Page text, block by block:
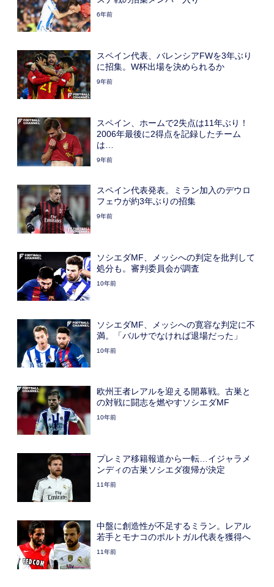
6年前
スペイン代表、バレンシアFWを3年ぶり
に招集。W杯出場を決められるか
9年前
スペイン、ホームで2失点は11年ぶり！
2006年最後に2得点を記録したチーム
は…
9年前
スペイン代表発表。ミラン加入のデウロ
フェウが約3年ぶりの招集
9年前
ソシエダMF、メッシへの判定を批判して
処分も。審判委員会が調査
10年前
ソシエダMF、メッシへの寛容な判定に不
満。「バルサでなければ退場だった」
10年前
欧州王者レアルを迎える開幕戦。古巣と
の対戦に闘志を燃やすソシエダMF
10年前
プレミア移籍報道から一転…イジャラメ
ンディの古巣ソシエダ復帰が決定
11年前
中盤に創造性が不足するミラン。レアル
若手とモナコのポルトガル代表を獲得へ
11年前